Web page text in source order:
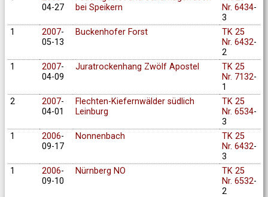
04-27
bei Speikern
Nr. 6434-
3
1
2007-
05-13
Buckenhofer Forst
TK 25
Nr. 6432-
2
1
2007-
04-09
Juratrockenhang Zwölf Apostel
TK 25
Nr. 7132-
1
2
2007-
04-01
Flechten-Kiefernwälder südlich
Leinburg
TK 25
Nr. 6534-
3
1
2006-
09-17
Nonnenbach
TK 25
Nr. 6432-
3
1
2006-
09-10
Nürnberg NO
TK 25
Nr. 6532-
2